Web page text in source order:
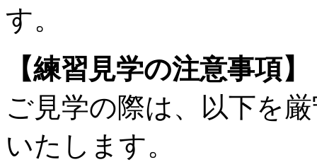
す。
【練習見学の注意事項】
ご見学の際は、以下を
いたします。